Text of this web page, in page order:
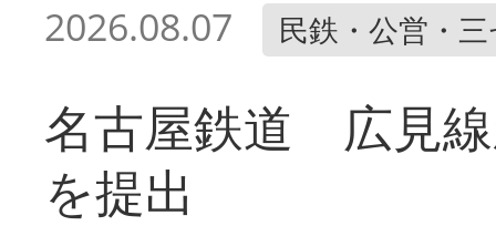
2026.08.07 民鉄・公営・
名古屋鉄道 広見
を提出